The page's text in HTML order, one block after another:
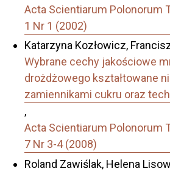
Acta Scientiarum Polonorum
1 Nr 1 (2002)
Katarzyna Kozłowicz,
Wybrane cechy jakościowe
drożdżowego kształtowane
zamiennikami cukru oraz
,
Acta Scientiarum Polonorum
7 Nr 3-4 (2008)
Roland Zawiślak, Helena